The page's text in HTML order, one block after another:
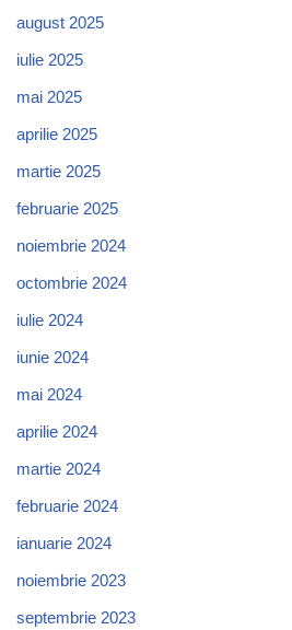
august 2025
iulie 2025
mai 2025
aprilie 2025
martie 2025
februarie 2025
noiembrie 2024
octombrie 2024
iulie 2024
iunie 2024
mai 2024
aprilie 2024
martie 2024
februarie 2024
ianuarie 2024
noiembrie 2023
septembrie 2023